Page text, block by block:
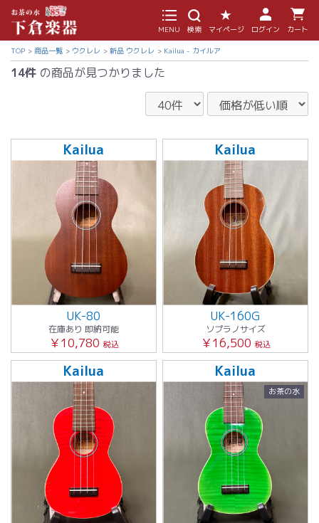
MENU 検索 マイページ ログイン カート
TOP 商品一覧 ウクレレ 新品 ウクレレ Kailua - カイルア
14件 の商品が見つかりました
Kailua
UK-80
在庫あり 即納可能
￥10,780 税込
Kailua
UK-160G
ソプラノサイズ
￥16,500 税込
Kailua Kailua
お茶の水